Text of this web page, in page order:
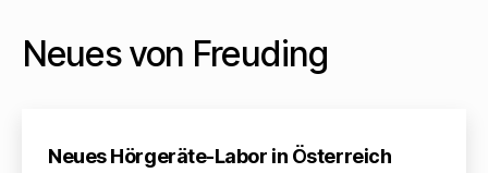
Neues von Freuding
Neues Hörgeräte-Labor in Österreich